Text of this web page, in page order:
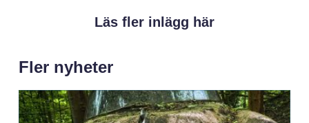
Läs fler inlägg här
Fler nyheter